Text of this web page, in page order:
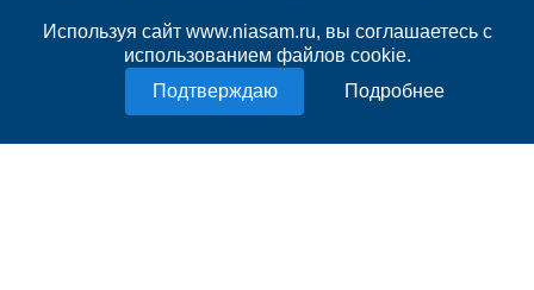
Используя сайт www.niasam.ru, вы соглашаетесь с
использованием файлов cookie.
Подробнее
Карта сайта
Нашли ошибку?
Политика конфиденциальности
Согласие на обработку персональных данных